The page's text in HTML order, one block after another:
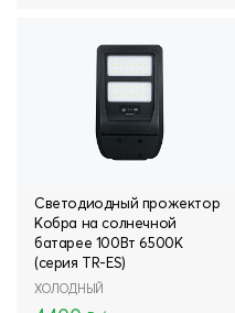
Светодиодный прожектор
Кобра на солнечной
батарее 100Вт 6500К
(серия TR-ES)
ХОЛОДНЫЙ